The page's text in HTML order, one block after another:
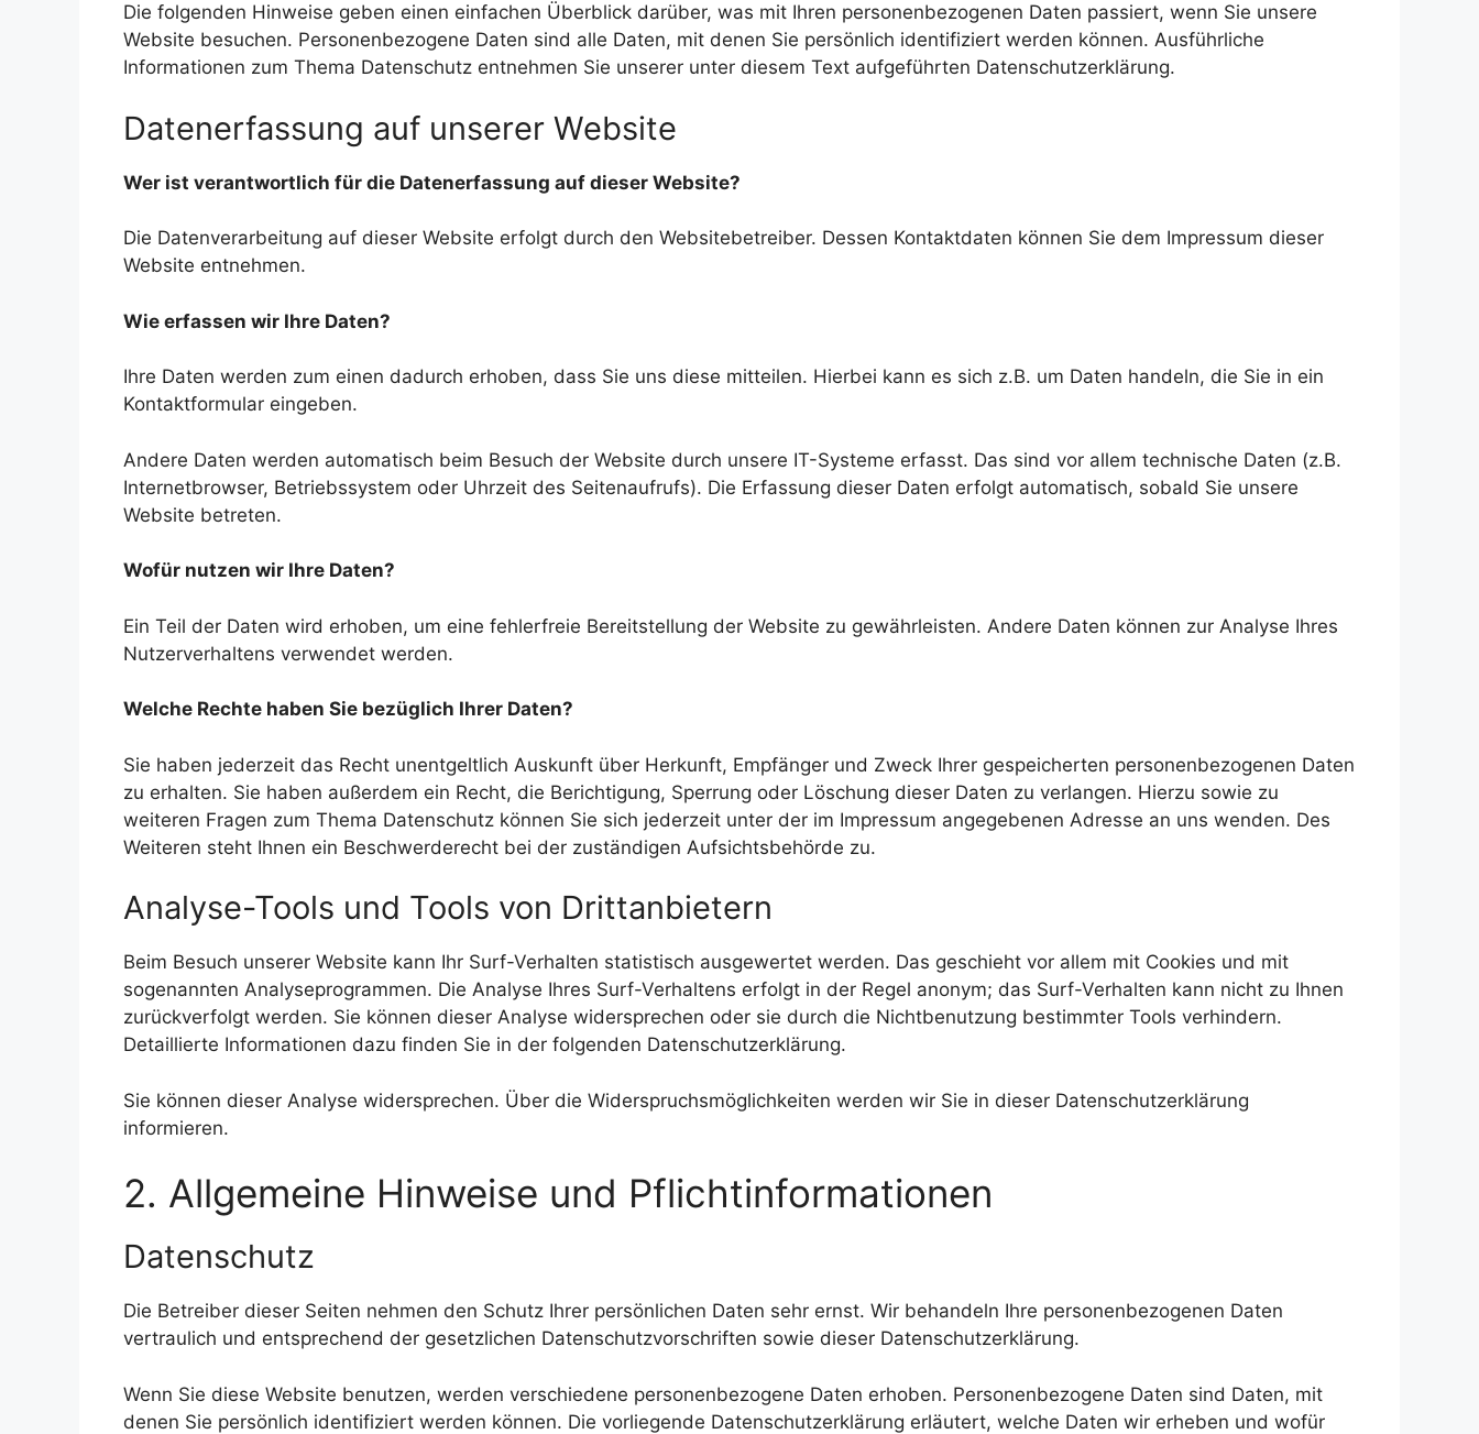
Die folgenden Hinweise geben einen einfachen Überblick darüber, was mit Ihren personenbezogenen Daten passiert, wenn Sie unsere
Website besuchen. Personenbezogene Daten sind alle Daten, mit denen Sie persönlich identifiziert werden können. Ausführliche
Informationen zum Thema Datenschutz entnehmen Sie unserer unter diesem Text aufgeführten Datenschutzerklärung.
Datenerfassung auf unserer Website
Wer ist verantwortlich für die Datenerfassung auf dieser Website?
Die Datenverarbeitung auf dieser Website erfolgt durch den Websitebetreiber. Dessen Kontaktdaten können Sie dem Impressum dieser
Website entnehmen.
Wie erfassen wir Ihre Daten?
Ihre Daten werden zum einen dadurch erhoben, dass Sie uns diese mitteilen. Hierbei kann es sich z.B. um Daten handeln, die Sie in ein
Kontaktformular eingeben.
Andere Daten werden automatisch beim Besuch der Website durch unsere IT-Systeme erfasst. Das sind vor allem technische Daten (z.B.
Internetbrowser, Betriebssystem oder Uhrzeit des Seitenaufrufs). Die Erfassung dieser Daten erfolgt automatisch, sobald Sie unsere
Website betreten.
Wofür nutzen wir Ihre Daten?
Ein Teil der Daten wird erhoben, um eine fehlerfreie Bereitstellung der Website zu gewährleisten. Andere Daten können zur Analyse Ihres
Nutzerverhaltens verwendet werden.
Welche Rechte haben Sie bezüglich Ihrer Daten?
Sie haben jederzeit das Recht unentgeltlich Auskunft über Herkunft, Empfänger und Zweck Ihrer gespeicherten personenbezogenen Daten
zu erhalten. Sie haben außerdem ein Recht, die Berichtigung, Sperrung oder Löschung dieser Daten zu verlangen. Hierzu sowie zu
weiteren Fragen zum Thema Datenschutz können Sie sich jederzeit unter der im Impressum angegebenen Adresse an uns wenden. Des
Weiteren steht Ihnen ein Beschwerderecht bei der zuständigen Aufsichtsbehörde zu.
Analyse-Tools und Tools von Drittanbietern
Beim Besuch unserer Website kann Ihr Surf-Verhalten statistisch ausgewertet werden. Das geschieht vor allem mit Cookies und mit
sogenannten Analyseprogrammen. Die Analyse Ihres Surf-Verhaltens erfolgt in der Regel anonym; das Surf-Verhalten kann nicht zu Ihnen
zurückverfolgt werden. Sie können dieser Analyse widersprechen oder sie durch die Nichtbenutzung bestimmter Tools verhindern.
Detaillierte Informationen dazu finden Sie in der folgenden Datenschutzerklärung.
Sie können dieser Analyse widersprechen. Über die Widerspruchsmöglichkeiten werden wir Sie in dieser Datenschutzerklärung
informieren.
2. Allgemeine Hinweise und Pflichtinformationen
Datenschutz
Die Betreiber dieser Seiten nehmen den Schutz Ihrer persönlichen Daten sehr ernst. Wir behandeln Ihre personenbezogenen Daten
vertraulich und entsprechend der gesetzlichen Datenschutzvorschriften sowie dieser Datenschutzerklärung.
Wenn Sie diese Website benutzen, werden verschiedene personenbezogene Daten erhoben. Personenbezogene Daten sind Daten, mit
denen Sie persönlich identifiziert werden können. Die vorliegende Datenschutzerklärung erläutert, welche Daten wir erheben und wofür